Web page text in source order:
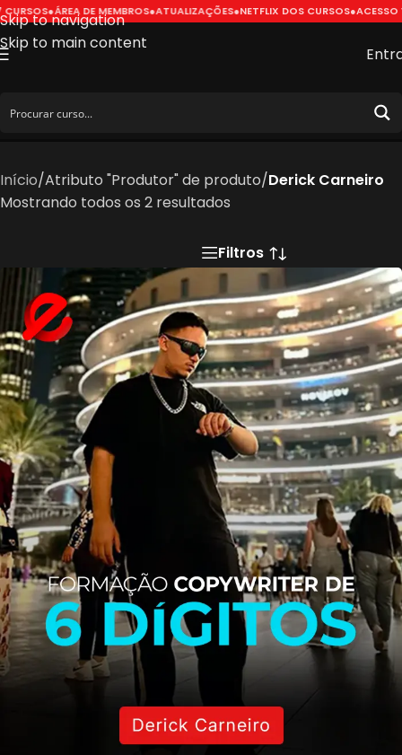
Skip to navigation
Skip to main content
●ÁREA DE MEMBROS●ATUALIZAÇÕES●NETFLIX DOS CURSOS●ACESSO
Derick Carneiro
Início/Atributo "Produtor" de produto/Derick Carneiro
Mostrando todos os 2 resultados
Filtros